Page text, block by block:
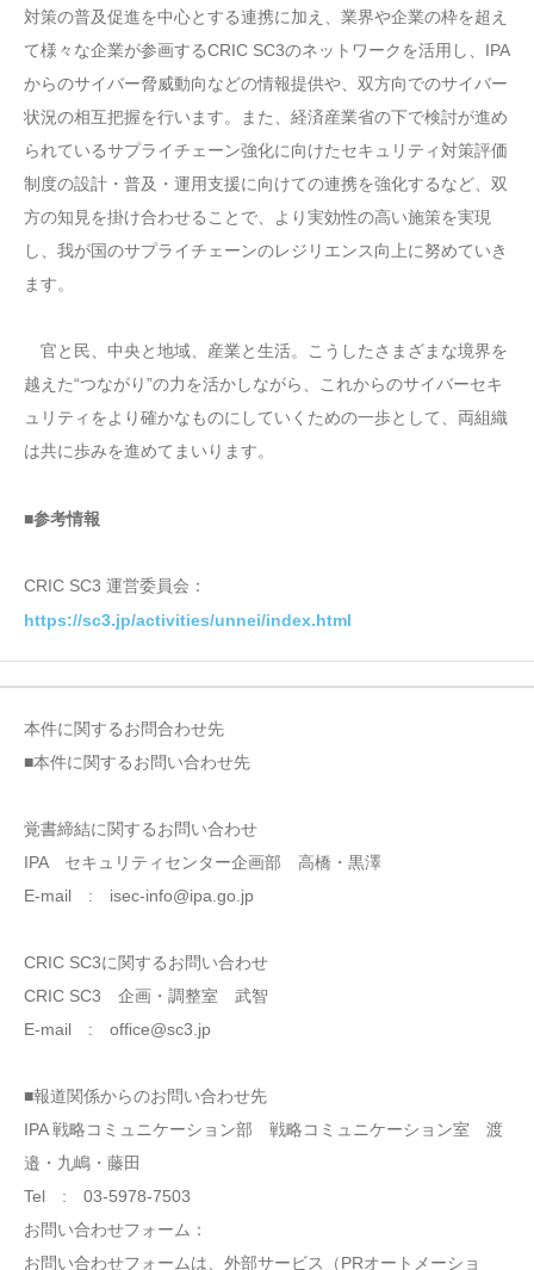
対策の普及促進を中心とする連携に加え、業界や企業の枠を超え
て様々な企業が参画するCRIC SC3のネットワークを活用し、IPA
からのサイバー脅威動向などの情報提供や、双方向でのサイバー
状況の相互把握を行います。また、経済産業省の下で検討が進め
られているサプライチェーン強化に向けたセキュリティ対策評価
制度の設計・普及・運用支援に向けての連携を強化するなど、双
方の知見を掛け合わせることで、より実効性の高い施策を実現
し、我が国のサプライチェーンのレジリエンス向上に努めていき
ます。
官と民、中央と地域、産業と生活。こうしたさまざまな境界を
越えた“つながり”の力を活かしながら、これからのサイバーセキ
ュリティをより確かなものにしていくための一歩として、両組織
は共に歩みを進めてまいります。
■参考情報
CRIC SC3 運営委員会：
https://sc3.jp/activities/unnei/index.html
本件に関するお問合わせ先
■本件に関するお問い合わせ先
覚書締結に関するお問い合わせ
IPA セキュリティセンター企画部 高橋・黒澤
E-mail : isec-info@ipa.go.jp
CRIC SC3に関するお問い合わせ
CRIC SC3 企画・調整室 武智
E-mail : office@sc3.jp
■報道関係からのお問い合わせ先
IPA 戦略コミュニケーション部 戦略コミュニケーション室 渡
邉・九嶋・藤田
Tel : 03-5978-7503
お問い合わせフォーム：
お問い合わせフォームは、外部サービス（PRオートメーショ